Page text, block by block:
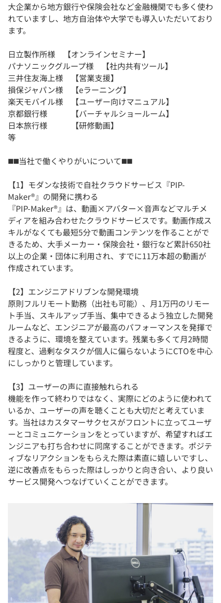
大企業から地方銀行や保険会社など金融機関でも多く使わ
れていますし、地方自治体や大学でも導入いただいており
ます。
日立製作所様 【オンラインセミナー】
パナソニックグループ様 【社内共有ツール】
三井住友海上様 【営業支援】
損保ジャパン様 【eラーニング】
楽天モバイル様 【ユーザー向けマニュアル】
京都銀行様 【バーチャルショールーム】
日本旅行様 【研修動画】
等
◼️◼️当社で働くやりがいについて◼️◼️
【1】モダンな技術で自社クラウドサービス『PIP-
Maker®』の開発に携わる
『PIP-Maker®』は、動画×アバター×音声などマルチメ
ディアを組み合わせたクラウドサービスです。動画作成ス
キルがなくても最短5分で動画コンテンツを作ることがで
きるため、大手メーカー・保険会社・銀行など累計650社
以上の企業・団体に利用され、すでに11万本超の動画が
作成されています。
【2】エンジニアドリブンな開発環境
原則フルリモート勤務（出社も可能）、月1万円のリモー
ト手当、スキルアップ手当、集中できるよう独立した開発
ルームなど、エンジニアが最高のパフォーマンスを発揮で
きるように、環境を整えています。残業も多くて月2時間
程度と、過剰なタスクが個人に偏らないようにCTOを中心
にしっかりと管理しています。
【3】ユーザーの声に直接触れられる
機能を作って終わりではなく、実際にどのように使われて
いるか、ユーザーの声を聴くことも大切だと考えていま
す。当社はカスタマーサクセスがフロントに立ってユーザ
ーとコミュニケーションをとっていますが、希望すればエ
ンジニアも打ち合わせに同席することができます。ポジテ
ィブなリアクションをもらえた際は素直に嬉しいですし、
逆に改善点をもらった際はしっかりと向き合い、より良い
サービス開発へつなげていくことができます。